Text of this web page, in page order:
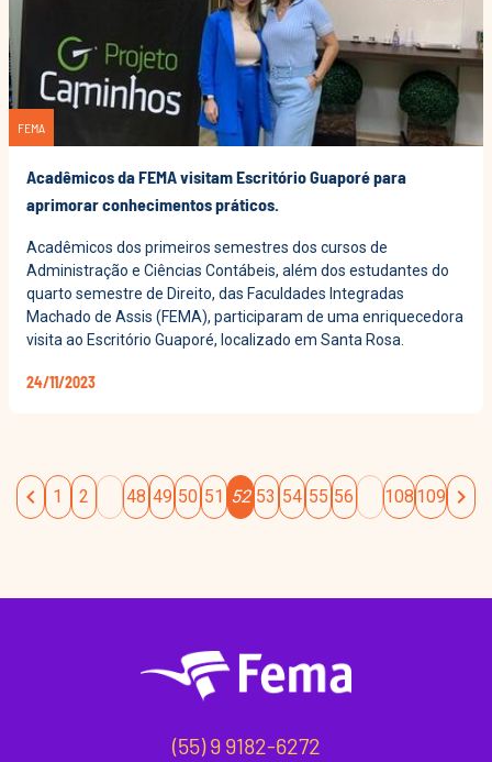
FEMA
Acadêmicos da FEMA visitam Escritório Guaporé para
aprimorar conhecimentos práticos.
Acadêmicos dos primeiros semestres dos cursos de
Administração e Ciências Contábeis, além dos estudantes do
quarto semestre de Direito, das Faculdades Integradas
Machado de Assis (FEMA), participaram de uma enriquecedora
visita ao Escritório Guaporé, localizado em Santa Rosa.
24/11/2023
chevron_left 1 2 48 49 50 51 52 53 54 55 56 108109chevron_right
(55) 9 9182-6272